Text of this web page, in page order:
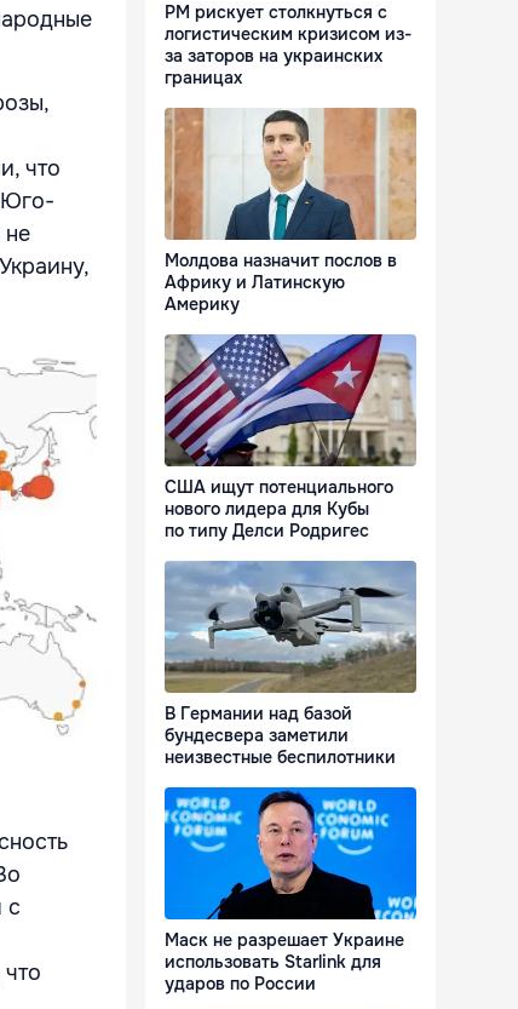
что
Юго-
не
с
РМ рискует столкнуться с
логистическим кризисом из-
за заторов на украинских
границах
Молдова назначит послов в
Африку и Латинскую
Америку
США ищут потенциального
нового лидера для Кубы
по типу Делси Родригес
В Германии над базой
бундесвера заметили
неизвестные беспилотники
Маск не разрешает Украине
использовать Starlink для
ударов по России